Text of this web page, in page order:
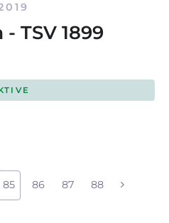
TSV 1899
85 86 87 88